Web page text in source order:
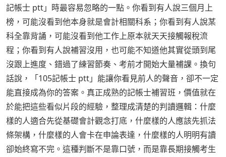
記帳士 ptt」時最容易忽略的一點。你看到有人說三個月上
榜，可能沒看到他本身就是會計相關科系；你看到有人說某
科全靠背誦，可能沒看到他工作上原本就天天接觸報稅流
程；你看到有人說補習沒用，也可能不知道他其實從頭到尾
沒跟上進度、錯過了練習節奏、考前才開始大量補課。換句
話說，「105記帳士 ptt」能讓你看見前人的聲音，卻不一定
能直接成為你的答案。真正成熟的記帳士補習班，價值就在
於能把這些看似片段的經驗，整理成清楚的判讀邏輯：什麼
樣的人適合先從基礎會計觀念打底，什麼樣的人應該先抓法
條架構，什麼樣的人會卡在申論表達，什麼樣的人明明有讀
卻始終寫不完。這種判斷不是靠口號，而是靠長期接觸考生